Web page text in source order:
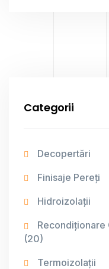
Categorii
Decopertări
Finisaje Pereți
Hidroizolații
Recondiționare
(20)
Termoizolații